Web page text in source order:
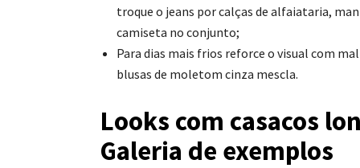
troque o jeans por calças de alfaiataria,
camiseta no conjunto;
Para dias mais frios reforce o visual com
blusas de moletom cinza mescla.
Looks com casacos
Galeria de exemplos